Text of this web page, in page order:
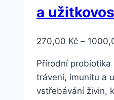
a
270,00 Kč –
Přírodní
trávení, imunitu a
vstřebávání živin,